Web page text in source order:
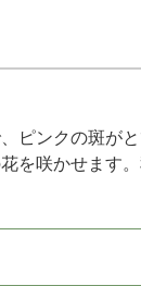
ピンクの斑が
を咲かせます